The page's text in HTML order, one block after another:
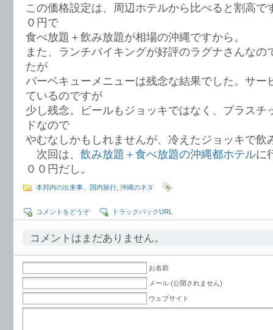
この価格設定は、周辺ホテルから比べると割高で
０円で
食べ放題＋飲み放題が相場の沖縄ですから。
また、ランチバイキングが好評のラグナさんなの
たが
バーベキューメニューは残念な結果でした。サー
ているのですが
少し残念。ビールもジョッキではなく、プラスチ
ドなので
やむなしかもしれませんが、冷えたジョッキで飲
次回は、 飲み放題＋食べ放題の沖縄都ホテルに
００円だし。
本邦内の出来事。国内旅行 沖縄のネタ
コメントをどうぞ トラックバックURL
コメントはまだありません。
お名前
メール (公開されません)
ウェブサイト